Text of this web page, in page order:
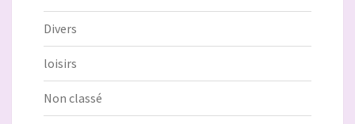
Divers
loisirs
Non classé